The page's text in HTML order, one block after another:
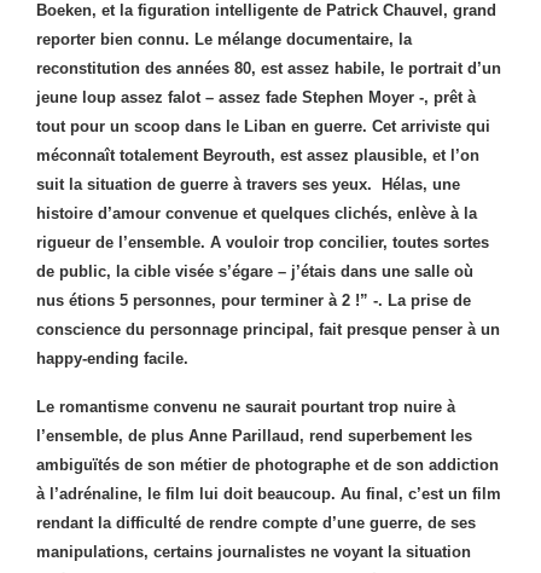
Boeken, et la figuration intelligente de Patrick Chauvel, grand
reporter bien connu. Le mélange documentaire, la
reconstitution des années 80, est assez habile, le portrait d’un
jeune loup assez falot – assez fade Stephen Moyer -, prêt à
tout pour un scoop dans le Liban en guerre. Cet arriviste qui
méconnaît totalement Beyrouth, est assez plausible, et l’on
suit la situation de guerre à travers ses yeux.
Hélas, une
histoire d’amour convenue et quelques clichés, enlève à la
rigueur de l’ensemble. A vouloir trop concilier, toutes sortes
de public, la cible visée s’égare – j’étais dans une salle où
nus étions 5 personnes, pour terminer à 2 !” -. La prise de
conscience du personnage principal, fait presque penser à un
happy-ending facile.
Le romantisme convenu ne saurait pourtant trop nuire à
l’ensemble, de plus Anne Parillaud, rend superbement les
ambiguïtés de son métier de photographe et de son addiction
à l’adrénaline, le film lui doit beaucoup. Au final, c’est un film
rendant la difficulté de rendre compte d’une guerre, de ses
manipulations, certains journalistes ne voyant la situation